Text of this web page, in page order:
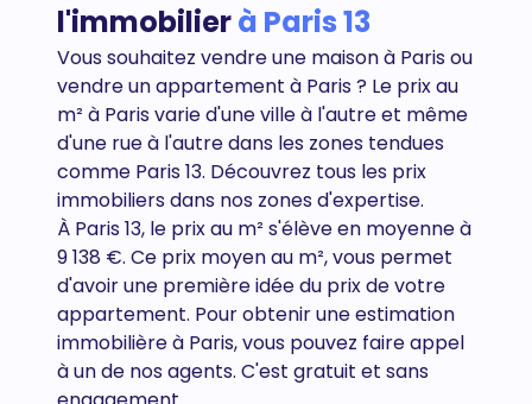
l'immobilierà Paris 13
Vous souhaitez vendre une maison à Paris ou
vendre un appartement à Paris? Le prix au
m² à Paris varie d'une ville à l'autre et même
d'une rue à l'autre dans les zones tendues
comme Paris 13. Découvrez tous les prix
immobiliers dans nos zones d'expertise.
À Paris 13, le prix au m² s'élève en moyenne à
9 138 €. Ce prix moyen au m², vous permet
d'avoir une première idée du prix de votre
appartement. Pour obtenir une estimation
immobilière à Paris, vous pouvez faire appel
à un de nos agents. C'est gratuit et sans